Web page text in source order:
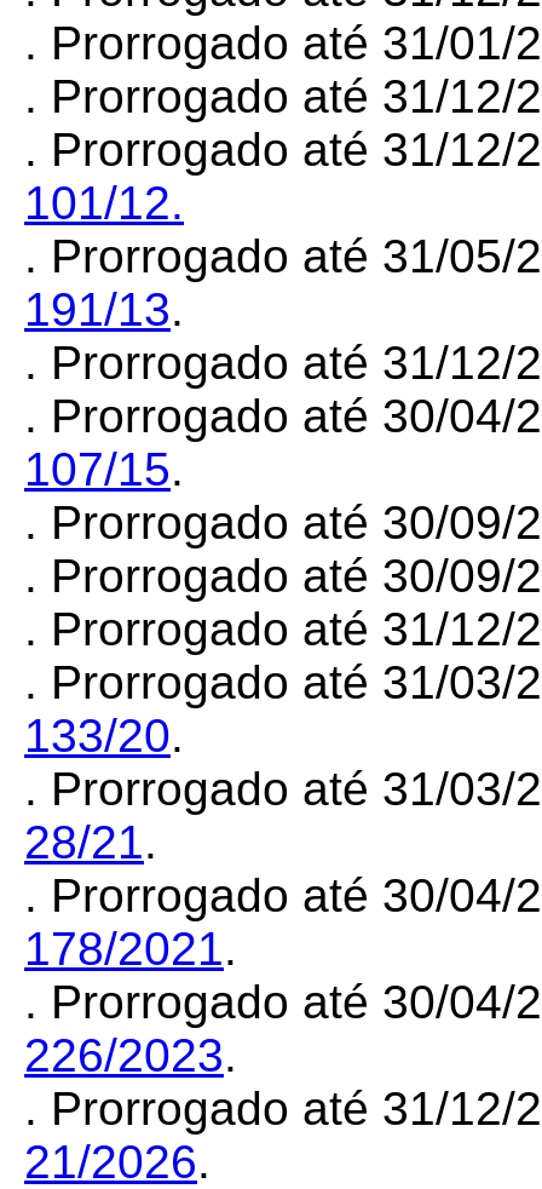
. Prorrogado até 31/
. Prorrogado até 31/12/
. Prorrogado até 31/12/
101/12.
. Prorrogado até 31/05/
191/13.
. Prorrogado até 31/
. Prorrogado até 30/04/
107/15.
. Prorrogado até 30/
. Prorrogado até 30/
. Prorrogado até 31/
. Prorrogado até 31/03/
133/20.
. Prorrogado até 31/03/
28/21.
. Prorrogado até 30/04/
178/2021.
. Prorrogado até 30/04/
226/2023.
. Prorrogado até 31/12/
21/2026.